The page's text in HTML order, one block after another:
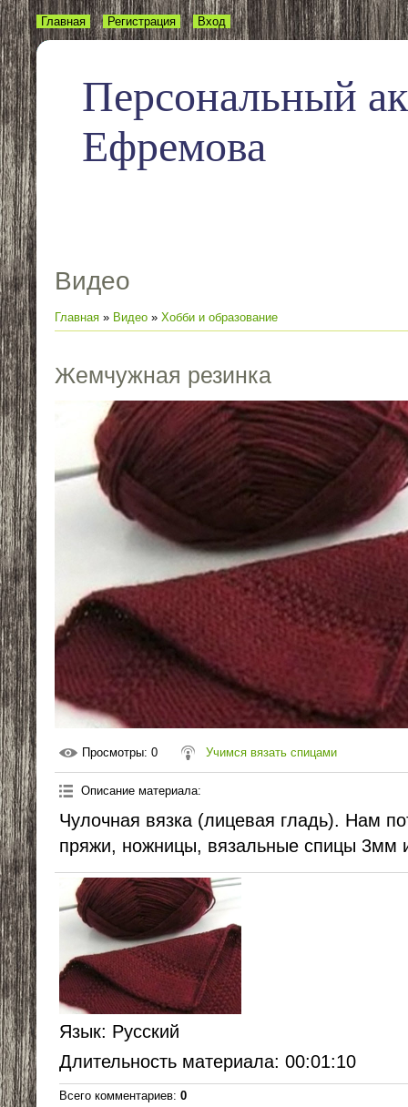
Персональный
Ефремова
Главная Регистрация Вход
Видео
Главная » Видео » Хобби и образование
Жемчужная резинка
Просмотры: 0 Учимся вязать спицами
Описание материала:
Чулочная вязка (лицевая гладь). Нам
пряжи, ножницы, вязальные спицы 3мм
Язык: Русский
Длительность материала: 00:01:10
Всего комментариев: 0